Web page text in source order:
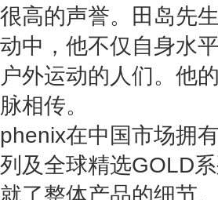
很高的声誉。田岛先
动中，他不仅自身水
户外运动的人们。他
脉相传。
phenix在中国市场拥
列及全球精选GOLD